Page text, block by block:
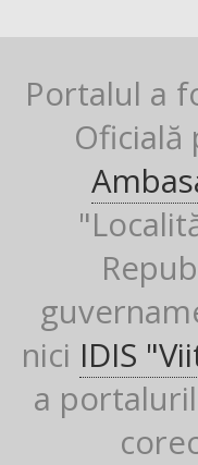
Portalul a
Oficială
nici IDIS
a